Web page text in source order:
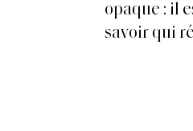
opaque : il
savoir qui